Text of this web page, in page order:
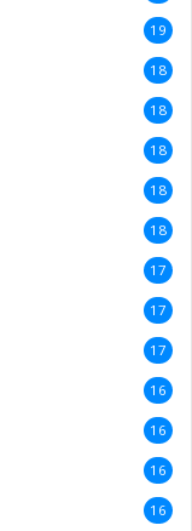
19
18
18
18
18
18
17
17
17
16
16
16
16